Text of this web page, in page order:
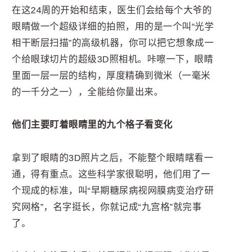
在这24周的开始和结束，医生们会给每个大爷的
眼睛做一个超级详细的拍照，用的是一个叫“光学
相干断层扫描”的高级机器，你可以把它想象成一
个给眼球切片的超级3D照相机。咔嚓一下，眼睛
里面一层一层的结构，厚度精确到微米（一毫米
的一千分之一），全能给你量出来。
他们主要盯着眼睛里的九个格子看变化
拿到了眼睛的3D照片之后，不能整个眼睛瞎看一
通，得有重点。这些科学家很聪明，他们用了一
个现成的标准，叫“早期糖尿病视网膜病变治疗研
究网格”，名字挺长，你就记成“九宫格”就完事
了。